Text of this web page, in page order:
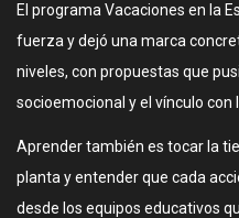
El programa Vacaciones en la
fuerza y dejó una marca
niveles, con propuestas que
socioemocional y el vínculo con
Aprender también es tocar la
planta y entender que cada
desde los equipos educativos